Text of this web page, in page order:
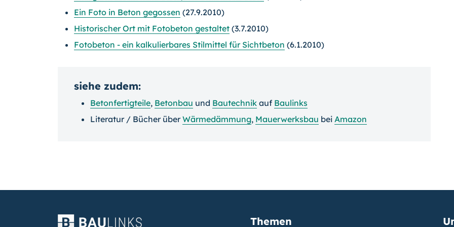
Ein Foto in Beton gegossen (27.9.2010)
Historischer Ort mit Fotobeton gestaltet (3.7.2010)
Fotobeton - ein kalkulierbares Stilmittel für Sichtbeton (6.1.2010)
siehe zudem:
Betonfertigteile, Betonbau und Bautechnik auf Baulinks
Literatur / Bücher überWärmedämmung, Mauerwerksbau bei Amazon
Themen